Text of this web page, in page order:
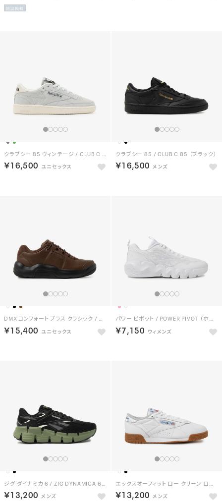
雑誌掲載
クラブシー 85 ヴィンテージ / CLUB C 85 VINTAGE （グレー）
￥16,500
クラブシー 85 / CLUB C 85 （ブラック）
￥16,500
DMX コンフォート プラス クラシック / DMX COMFORT + CLASSIC （ブラウン）
￥15,400
パワー ピボット / POWER PIVOT （ホワイト）
￥7,150
ジグ ダイナミカ 6 / ZIG DYNAMICA 6 （ブラック）
￥13,200
エックスオーフィット ロー クリーン ロゴ / EXOFIT LO CLEAN LOGO INT （フットウェアホワイト）
￥13,200